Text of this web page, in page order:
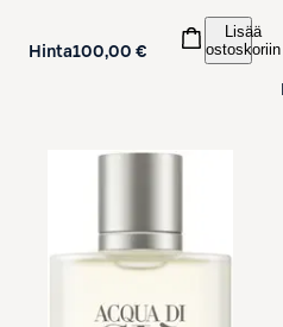
Hinta100,00 €
Lisää
ostoskoriin